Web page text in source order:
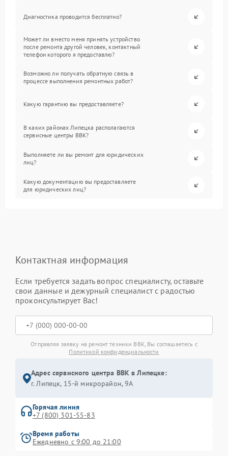
Диагностика проводится бесплатно?
Может ли вместо меня принять устройство
после ремонта другой человек, контактный
телефон которого я предоставлю?
Возможно ли получать обратную связь в
процессе выполнения ремонтных работ?
Какую гарантию вы предоставляете?
В каких районах Липецка располагаются
сервисные центры BBK?
Выполняете ли вы ремонт для юридических
лиц?
Какую документацию вы предоставляете
для юридических лиц?
Контактная информация
Если требуется задать вопрос специалисту, оставьте
свои данные и дежурный специалист с радостью
проконсультирует Вас!
Отправляя заявку на ремонт техники BBK, Вы соглашаетесь с
Политикой конфиденциальности
Адрес сервисного центра BBK в Липецке:
г. Липецк, 15-й микрорайон, 9А
Горячая линия
+7 (800) 301-55-83
Время работы
Ежедневно с 9:00 до 21:00